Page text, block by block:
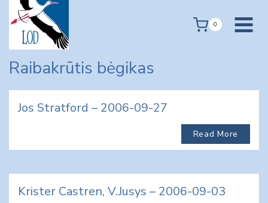
content
0
Raibakrūtis bėgikas
Jos Stratford – 2006-09-27
Read More
Krister Castren, V.Jusys – 2006-09-03